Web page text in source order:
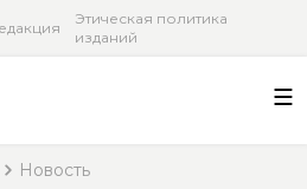
Этическая политика
изданий
Новость